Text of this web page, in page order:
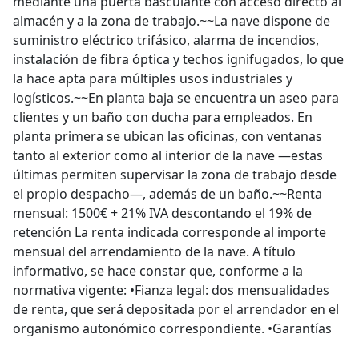
almacén y a la zona de trabajo.~~La nave dispone de
suministro eléctrico trifásico, alarma de incendios,
instalación de fibra óptica y techos ignifugados, lo que
la hace apta para múltiples usos industriales y
logísticos.~~En planta baja se encuentra un aseo para
clientes y un baño con ducha para empleados. En
planta primera se ubican las oficinas, con ventanas
tanto al exterior como al interior de la nave —estas
últimas permiten supervisar la zona de trabajo desde
el propio despacho—, además de un baño.~~Renta
mensual: 1500€ + 21% IVA descontando el 19% de
retención La renta indicada corresponde al importe
mensual del arrendamiento de la nave. A título
informativo, se hace constar que, conforme a la
normativa vigente: •Fianza legal: dos mensualidades
de renta, que será depositada por el arrendador en el
organismo autonómico correspondiente. •Garantías